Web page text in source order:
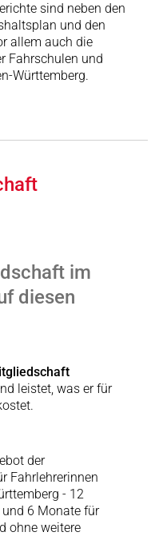
sind neben den
und den
allem auch die
Fahrschulen und
Württemberg.
im
diesen
leistet, was er für
der
Fahrlehrerinnen
- 12
6 Monate für
ohne weitere